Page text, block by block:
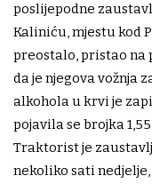
poslijepodne
Kaliniću, mjestu kod
preostalo, pristao na
da je njegova vožnja
alkohola u krvi je
pojavila se brojka
Traktorist je
nekoliko sati